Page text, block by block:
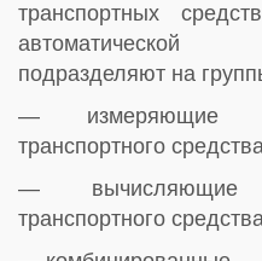
транспортных
автоматической
подразделяют на
— измеряющие
транспортного
— вычисляющие
транспортного